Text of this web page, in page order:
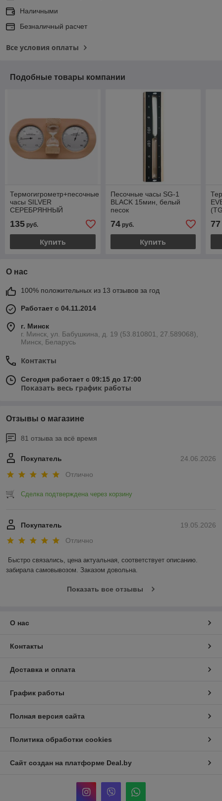
Наличными
Безналичный расчет
Все условия оплаты
Подобные товары компании
Термогигрометр+песочные
часы SILVER
СЕРЕБРЯННЫЙ
(КАНАДСКИЙ КЕДР)
135 руб.
Купить
Песочные часы SG-1
BLACK 15мин, белый
песок
74руб.
Купить
77
О нас
100% положительных из 13 отзывов за год
Работает с 04.11.2014
г. Минск
г. Минск, ул. Бабушкина, д. 19 (53.810801, 27.589068),
Минск, Беларусь
Контакты
Сегодня работает с 09:15 до 17:00
Показать весь график работы
Отзывы о магазине
81 отзыва за всё время
24.06.2026
Покупатель
Отлично
Сделка подтверждена через корзину
19.05.2026
Покупатель
Отлично
Быстро связались, цена актуальная, соответствует описанию.
забирала самовывозом. Заказом довольна.
Показать все отзывы
О нас
Контакты
Доставка и оплата
График работы
Полная версия сайта
Политика обработки cookies
Сайт создан на платформе Deal.by